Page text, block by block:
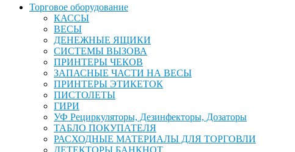
Торговое оборудование
КАССЫ
ВЕСЫ
ДЕНЕЖНЫЕ ЯЩИКИ
СИСТЕМЫ ВЫЗОВА
ПРИНТЕРЫ ЧЕКОВ
ЗАПАСНЫЕ ЧАСТИ НА ВЕСЫ
ПРИНТЕРЫ ЭТИКЕТОК
ПИСТОЛЕТЫ
ГИРИ
УФ Рециркуляторы, Дезинфекторы, Дозаторы
ТАБЛО ПОКУПАТЕЛЯ
РАСХОДНЫЕ МАТЕРИАЛЫ ДЛЯ ТОРГОВЛИ
ДЕТЕКТОРЫ БАНКНОТ